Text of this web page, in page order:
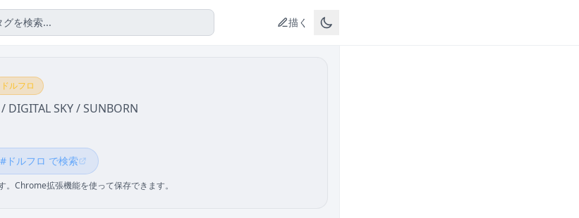
描く
ドルフロ
DIGITAL SKY / SUNBORN
#ドルフロ で検索
。Chrome拡張機能を使って保存できます。